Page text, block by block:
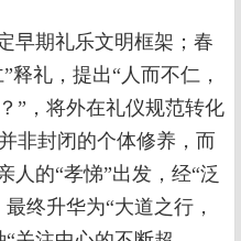
早期礼乐文明框架；春
释礼，提出“人而不仁，
”，将外在礼仪规范转化
非封闭的个体修养，而
人的“孝悌”出发，经“泛
终升华为“大道之行，